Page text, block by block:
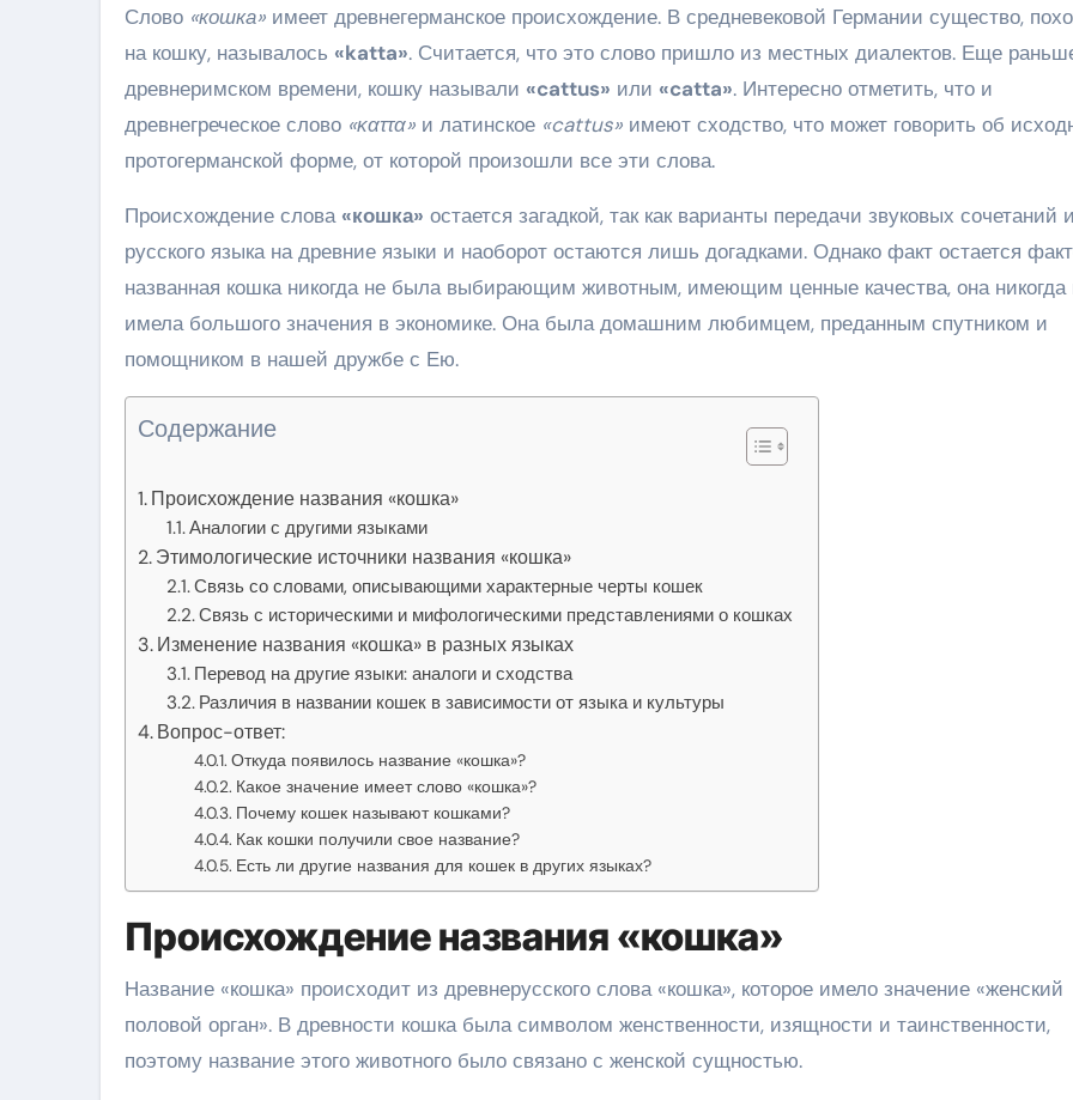
Слово «кошка» имеет древнегерманское происхождение. В средневековой Германии существо,
на кошку, называлось «katta». Считается, что это слово пришло из местных диалектов. Еще
древнеримском времени, кошку называли «cattus» или «catta». Интересно отметить, что и
древнегреческое слово «καττα» и латинское «cattus» имеют сходство, что может говорить об
протогерманской форме, от которой произошли все эти слова.
Происхождение слова «кошка» остается загадкой, так как варианты передачи звуковых сочетаний
русского языка на древние языки и наоборот остаются лишь догадками. Однако факт остается
названная кошка никогда не была выбирающим животным, имеющим ценные качества, она никогда
имела большого значения в экономике. Она была домашним любимцем, преданным спутником и
помощником в нашей дружбе с Ею.
Содержание
Происхождение названия «кошка»
Аналогии с другими языками
Этимологические источники названия «кошка»
Связь со словами, описывающими характерные черты кошек
Связь с историческими и мифологическими представлениями о кошках
Изменение названия «кошка» в разных языках
Перевод на другие языки: аналоги и сходства
Различия в названии кошек в зависимости от языка и культуры
Вопрос-ответ:
Откуда появилось название «кошка»?
Какое значение имеет слово «кошка»?
Почему кошек называют кошками?
Как кошки получили свое название?
Есть ли другие названия для кошек в других языках?
Происхождение названия «кошка»
Название «кошка» происходит из древнерусского слова «кошка», которое имело значение «женский
половой орган». В древности кошка была символом женственности, изящности и таинственности,
поэтому название этого животного было связано с женской сущностью.